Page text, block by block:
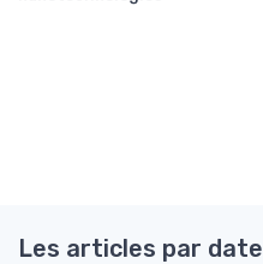
Les articles par date